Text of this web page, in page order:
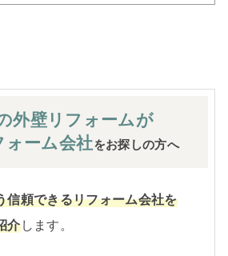
外壁 リフォームが
ォーム会社をお探しの方へ
信頼できるリフォーム会社を
介します。